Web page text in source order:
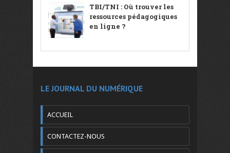
TBI/TNI : Où trouver les
ressources pédagogiques
en ligne ?
LE JOURNAL DU NUMÉRIQUE
ACCUEIL
CONTACTEZ-NOUS